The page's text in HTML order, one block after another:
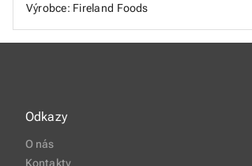
Výrobce: Fireland Foods
Odkazy
O nás
Kontakty